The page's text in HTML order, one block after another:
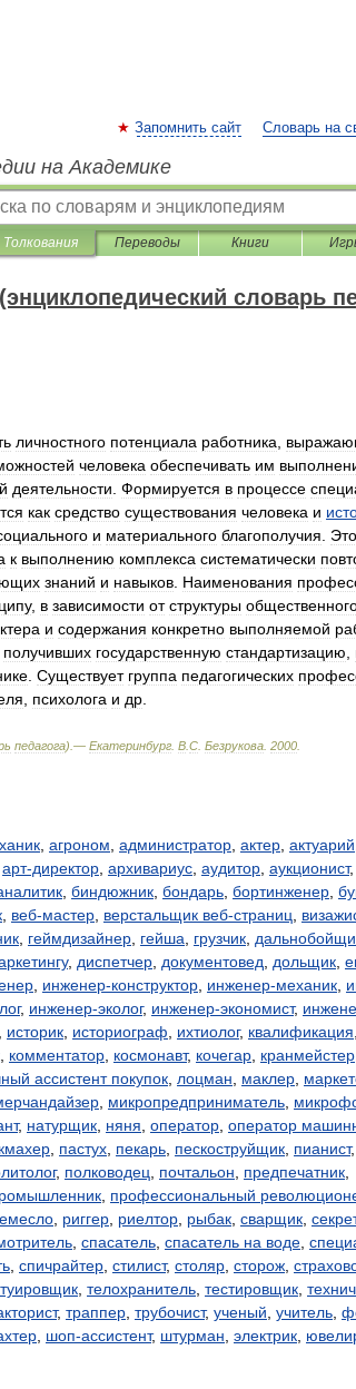
Запомнить сайт Словарь на
на Академике
Толкования Переводы Книги
словарь
личностного потенциала работника
человека обеспечивать им
деятельности Формируется в процессе
как средство существования человека и
и материального благополучия Это
к выполнению комплекса систематически
знаний и навыков Наименования
, в зависимости от структуры
и содержания конкретно выполняемой
получивших государственную стандартизацию
Существует группа педагогических
психолога и др
педагога).— Екатеринбург В С Безрукова 2000
агроном администратор актер актуарий
арт-директор архивариус аудитор аукционист,
биндюжник бондарь бортинженер
веб-мастер верстальщик веб-страниц
геймдизайнер гейша грузчик
, диспетчер документовед дольщик
инженер-конструктор инженер-механик
, инженер-эколог, инженер-экономист,
историк историограф ихтиолог, квалификация
комментатор космонавт, кочегар кранмейстер
ассистент покупок лоцман маклер
микропредприниматель
, натурщик няня оператор оператор
пастух пекарь пескоструйщик пианист,
, полководец почтальон предпечатник
профессиональный
риггер риелтор рыбак сварщик
спасатель спасатель на воде
спичрайтер стилист, столяр сторож
телохранитель тестировщик
, траппер трубочист, ученый учитель
шоп-ассистент, штурман электрик